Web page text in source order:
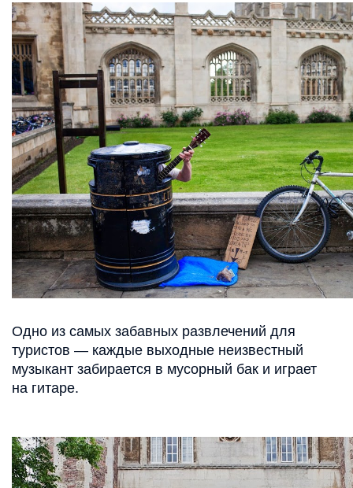
Одно из самых забавных развлечений для
туристов — каждые выходные неизвестный
музыкант забирается в мусорный бак и играет
на гитаре.